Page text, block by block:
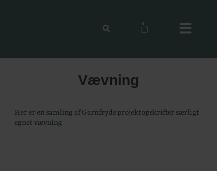
0
Vævning
Her er en samling af Garnfryds projektopskrifter særligt
egnet vævning